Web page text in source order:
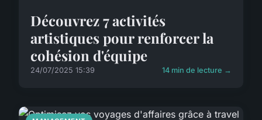
Découvrez 7 activités
artistiques pour renforcer la
cohésion d'équipe
24/07/2025 15:39 14 min de lecture →